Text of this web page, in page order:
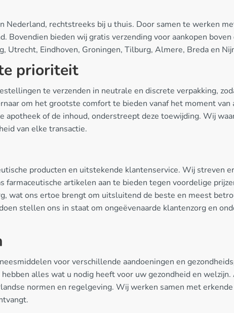
rechtstreeks bij u thuis. Door samen te werken
Bovendien bieden wij gratis verzending voor aankopen
Utrecht, Eindhoven, Groningen, Tilburg, Almere, Breda en
prioriteit
te verzenden in neutrale en discrete verpakking,
om het grootste comfort te bieden vanaf het moment van
apotheek of de inhoud, onderstreept deze toewijding. Wij
van elke transactie.
producten en uitstekende klantenservice. Wij streven
artikelen aan te bieden tegen voordelige
wat ons ertoe brengt om uitsluitend de beste en meest
stellen ons in staat om ongeëvenaarde klantenzorg en
voor verschillende aandoeningen en
alles wat u nodig heeft voor uw gezondheid en
normen en regelgeving. Wij werken samen met